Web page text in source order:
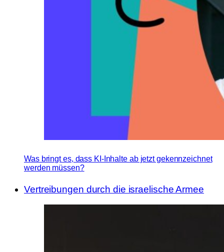
Was bringt es, dass KI-Inhalte ab jetzt gekennzeichnet
werden müssen?
Vertreibungen durch die israelische Armee